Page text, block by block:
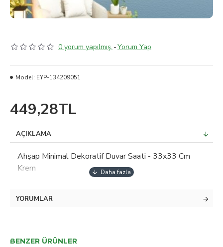
0 yorum yapılmış. -Yorum Yap
449,28TL
Model: EYP-134209051
AÇIKLAMA
Ahşap Minimal Dekoratif Duvar Saati - 33x33 Cm
Krem
YORUMLAR
BENZER ÜRÜNLER